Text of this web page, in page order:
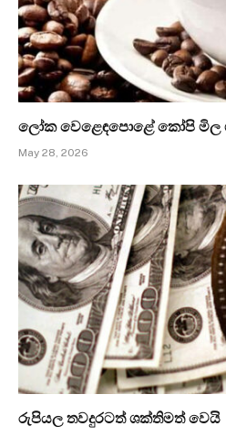
ලෝක වෙළෙඳපොළේ කෝපි මිල
May 28, 2026
රුපියල තවදුරටත් ශක්තිමත් වෙයි